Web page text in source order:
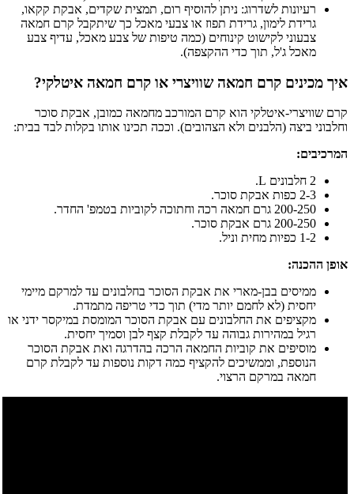
רעיונות לשדרוג: ניתן להוסיף רום, תמצית שקדים, אבקת קקאו,
גרידת לימון, גרידת תפוז או צבעי מאכל כך שיתקבל קרם חמאה
צבעוני לקישוט קינוחים (כמה טיפות של צבע מאכל, עדיף צבע
מאכל ג'ל, תוך כדי ההקצפה).
איך מכינים קרם חמאה שוויצרי או קרם חמאה איטלקי?
קרם שוויצרי-איטלקי הוא קרם המורכב מחמאה כמובן, אבקת סוכר
וחלבוני ביצה (הלבנים ולא הצהובים). וככה תכינו אותו בקלות לבד בבית:
המרכיבים:
2 חלבונים L.
2-3 כפות אבקת סוכר.
200-250 גרם חמאה רכה וחתוכה לקוביות בטמפ' החדר.
200-250 גרם אבקת סוכר.
1-2 כפיות מחית וניל.
אופן ההכנה:
ממיסים בבן-מארי את אבקת הסוכר בחלבונים עד למרקם מיימי
יחסית (לא לחמם יותר מדי) תוך כדי טריפה מתמדת.
מקציפים את החלבונים עם אבקת הסוכר המומסת במיקסר ידני או
רגיל במהירות גבוהה עד לקבלת קצף לבן וסמיך יחסית.
מוסיפים את קוביות החמאה הרכה בהדרגה ואת אבקת הסוכר
הנוספת, וממשיכים להקציף כמה דקות נוספות עד לקבלת קרם
חמאה במרקם הרצוי.